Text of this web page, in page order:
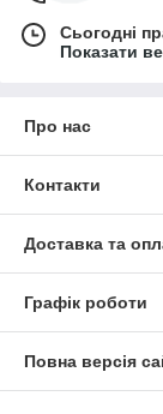
Сьогодні
Показати
Про нас
Контакти
Доставка та
Графік роботи
Повна версія